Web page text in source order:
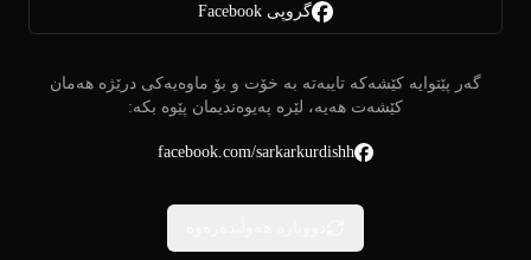
گروپی Facebook
گەر پێتوایە کێشەکە تایبەتە بە خۆت و بۆ ماوەیەکی درێژە هەمان
کێشەت هەیە، لێرە پەیوەندیمان پێوە بکە:
facebook.com/sarkarkurdishh